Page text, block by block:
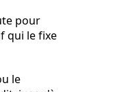
pour
qui le fixe
le